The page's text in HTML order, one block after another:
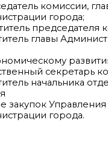
комиссии,
города;
председателя
главы
секретарь
начальника
закупок
города.